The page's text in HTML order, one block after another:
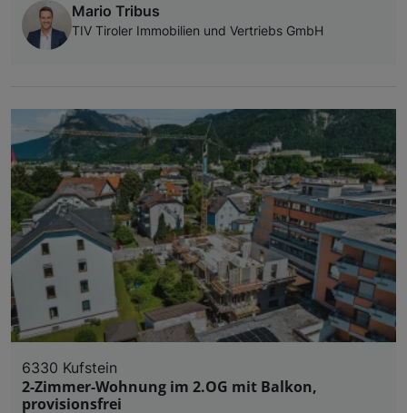
Mario Tribus
TIV Tiroler Immobilien und Vertriebs GmbH
6330 Kufstein
2-Zimmer-Wohnung im 2.OG mit Balkon,
provisionsfrei